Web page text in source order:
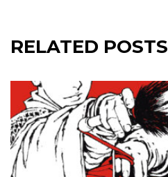
RELATED POSTS